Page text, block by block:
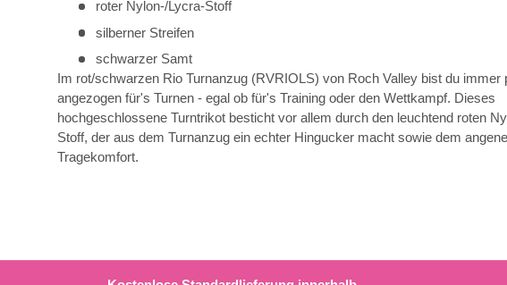
roter Nylon-/Lycra-Stoff
silberner Streifen
schwarzer Samt
Im rot/schwarzen Rio Turnanzug (RVRIOLS) von Roch Valley bist du immer
angezogen für's Turnen - egal ob für's Training oder den Wettkampf. Dieses
hochgeschlossene Turntrikot besticht vor allem durch den leuchtend roten
Stoff, der aus dem Turnanzug ein echter Hingucker macht sowie dem
Tragekomfort.